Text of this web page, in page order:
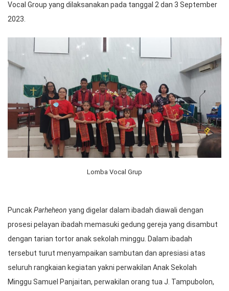
Vocal Group yang dilaksanakan pada tanggal 2 dan 3 September
2023.
Lomba Vocal Grup
PuncakParheheon yang digelar dalam ibadah diawali dengan
prosesi pelayan ibadah memasuki gedung gereja yang disambut
dengan tarian tortor anak sekolah minggu. Dalam ibadah
tersebut turut menyampaikan sambutan dan apresiasi atas
seluruh rangkaian kegiatan yakni perwakilan Anak Sekolah
Minggu Samuel Panjaitan, perwakilan orang tua J. Tampubolon,